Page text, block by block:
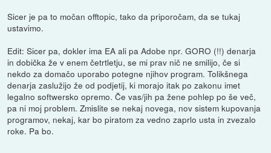
Sicer je pa to močan offtopic, tako da priporočam, da se tukaj
ustavimo.
Edit: Sicer pa, dokler ima EA ali pa Adobe npr. GORO (!!) denarja
in dobička že v enem četrtletju, se mi prav nič ne smilijo, če si
nekdo za domačo uporabo potegne njihov program. Tolikšnega
denarja zaslužijo že od podjetij, ki morajo itak po zakonu imet
legalno softwersko opremo. Če vas/jih pa žene pohlep po še več,
pa ni moj problem. Zmislite se nekaj novega, nov sistem kupovanja
programov, nekaj, kar bo piratom za vedno zaprlo usta in zvezalo
roke. Pa bo.